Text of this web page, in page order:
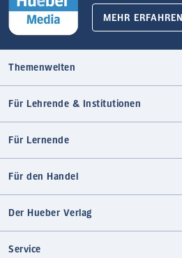
MEHR ERFAHREN
Themenwelten
Für Lehrende & Institutionen
Für Lernende
Für den Handel
Der Hueber Verlag
Service